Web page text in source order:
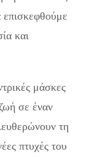
επισκεφθούμε
και
μάσκες
σε έναν
τη
πτυχές του